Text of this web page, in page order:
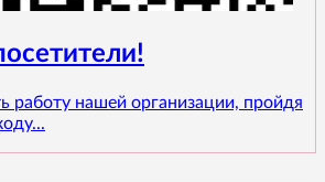
работу нашей организации, пройдя